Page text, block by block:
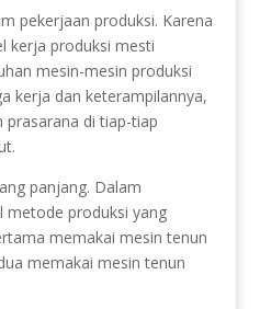
pekerjaan produksi. Karena
kerja produksi mesti
mesin-mesin produksi
kerja dan keterampilannya,
prasarana di tiap-tiap
panjang. Dalam
metode produksi yang
memakai mesin tenun
memakai mesin tenun